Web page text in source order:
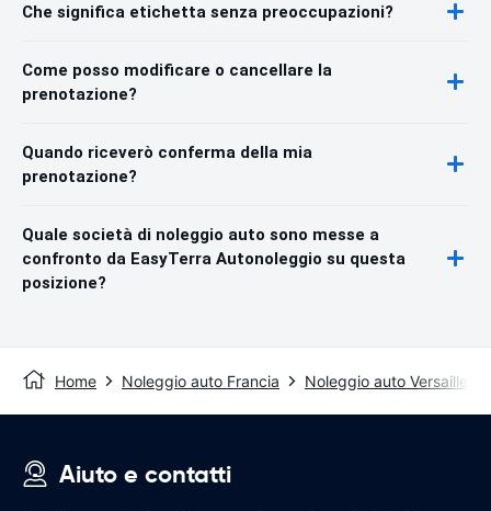
Che significa etichetta senza preoccupazioni?
Come posso modificare o cancellare la
prenotazione?
Quando riceverò conferma della mia
prenotazione?
Quale società di noleggio auto sono messe a
confronto da EasyTerra Autonoleggio su questa
posizione?
Home Noleggio auto Francia Noleggio auto Versailles
Aiuto e contatti